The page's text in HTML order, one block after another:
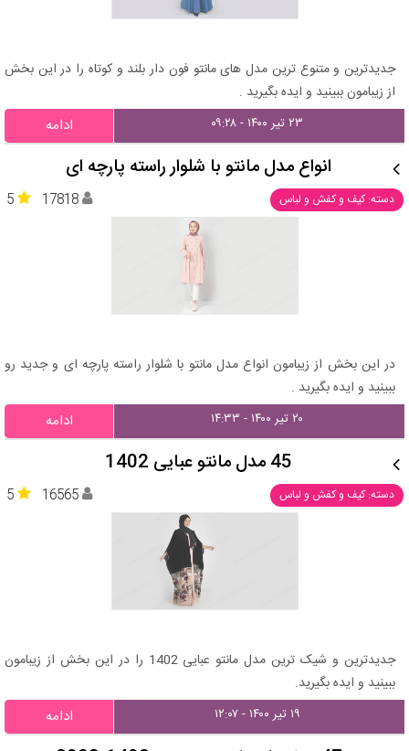
جدیدترین و متنوع ترین مدل های مانتو فون دار بلند و کوتاه را در این بخش
از زیبامون ببینید و ایده بگیرید .
۲۳ تیر ۱۴۰۰ - ۰۹:۲۸ ادامه
انواع مدل مانتو با شلوار راسته پارچه ای
دسته: کیف و کفش و لباس 5 17818
در این بخش از زیبامون انواع مدل مانتو با شلوار راسته پارچه ای و جدید رو
ببینید و ایده بگیرید .
۲۰ تیر ۱۴۰۰ - ۱۴:۳۳ ادامه
45 مدل مانتو عبایی 1402
دسته: کیف و کفش و لباس 5 16565
جدیدترین و شیک ترین مدل مانتو عبایی 1402 را در این بخش از زیبامون
ببینید و ایده بگیرید.
۱۹ تیر ۱۴۰۰ - ۱۲:۰۷ ادامه